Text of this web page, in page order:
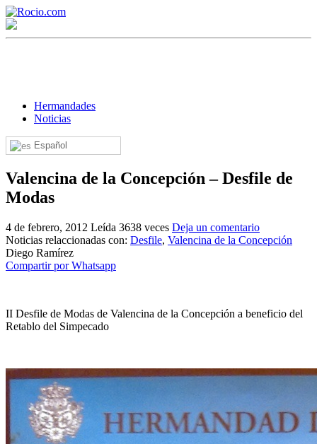
Hermandades
Noticias
Español
Valencina de la Concepción – Desfile de
Modas
4 de febrero, 2012 Leída 3638 veces Deja un comentario
Noticias relaccionadas con: Desfile, Valencina de la Concepción
Diego Ramírez
Compartir por Whatsapp
II Desfile de Modas de Valencina de la Concepción a beneficio del
Retablo del Simpecado
¡Bienvenido! Soy el asistente virtual de rocio.com.
¿En qué puedo ayudarte?
Historia de la Virgen del Rocío
¿Cuándo es la romería del Rocío?
El traslado cada siete años
Rocío?
Quiero hacer el camino,¿que tengo que hacer?
En el Rocío, ¿dónde me alojo?